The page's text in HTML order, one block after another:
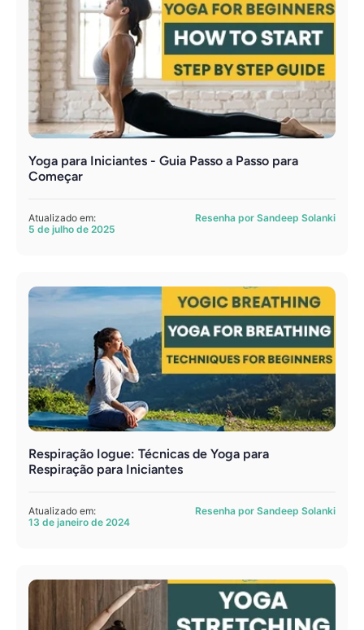
Yoga para Iniciantes - Guia Passo a Passo para
Começar
Atualizado em:
5 de julho de 2025
Resenha por Sandeep Solanki
Respiração Iogue: Técnicas de Yoga para
Respiração para Iniciantes
Atualizado em:
13 de janeiro de 2024
Resenha por Sandeep Solanki